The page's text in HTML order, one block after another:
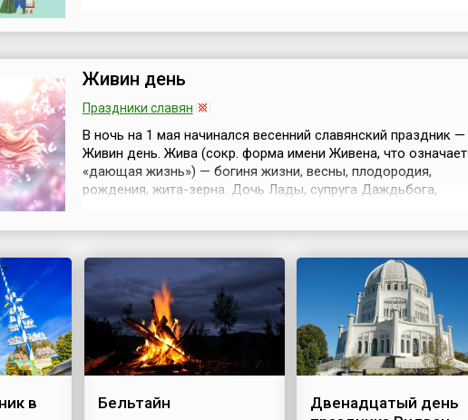
праздничные мероприятия ...
Живин день
Праздники славян
В ночь на 1 мая начинался весенний славянский праздник —
Живин день. Жива (сокр. форма имени Живена, что означает
«дающая жизнь») — богиня жизни, весны, плодородия,
рождения, жита-зерна. Дочь Лады, супруга Даждьбога,
Природы, весенних бурлящих...
в
Бельтайн
Двенадцатый день